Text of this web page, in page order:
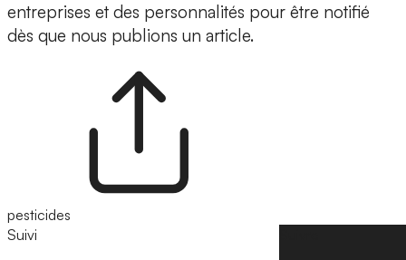
entreprises et des personnalités pour être notifié
dès que nous publions un article.
pesticides
Suivi